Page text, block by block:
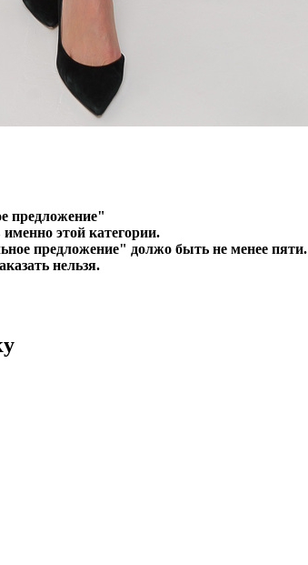
предложение"
этой категории.
предложение" должо быть не менее пяти.
нельзя.